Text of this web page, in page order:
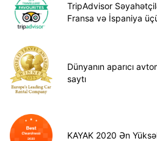
TripAdvisor
Fransa və İspaniya
Dünyanın aparıcı
saytı
KAYAK 2020 Ən